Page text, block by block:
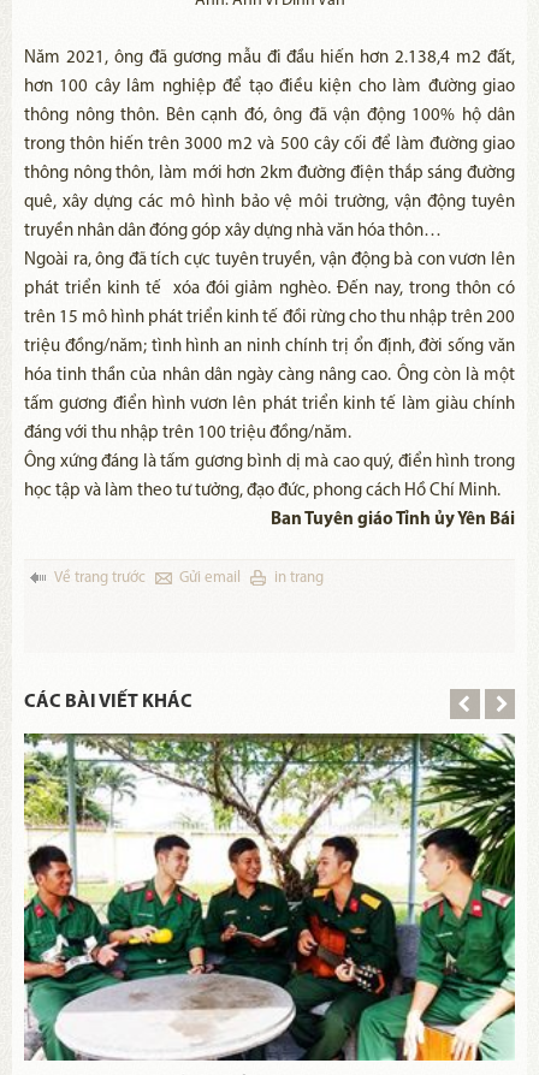
Năm 2021, ông đã gương mẫu đi đầu hiến hơn 2.138,4 m2 đất,
hơn 100 cây lâm nghiệp để tạo điều kiện cho làm đường giao
thông nông thôn. Bên cạnh đó, ông đã vận động 100% hộ dân
trong thôn hiến trên 3000 m2 và 500 cây cối để làm đường giao
thông nông thôn, làm mới hơn 2km đường điện thắp sáng đường
quê, xây dựng các mô hình bảo vệ môi trường, vận động tuyên
truyền nhân dân đóng góp xây dựng nhà văn hóa thôn…
Ngoài ra, ông đã tích cực tuyên truyền, vận động bà con vươn lên
phát triển kinh tế xóa đói giảm nghèo. Đến nay, trong thôn có
trên 15 mô hình phát triển kinh tế đồi rừng cho thu nhập trên 200
triệu đồng/năm; tình hình an ninh chính trị ổn định, đời sống văn
hóa tinh thần của nhân dân ngày càng nâng cao. Ông còn là một
tấm gương điển hình vươn lên phát triển kinh tế làm giàu chính
đáng với thu nhập trên 100 triệu đồng/năm.
Ông xứng đáng là tấm gương bình dị mà cao quý, điển hình trong
học tập và làm theo tư tưởng, đạo đức, phong cách Hồ Chí Minh.
Ban Tuyên giáo Tỉnh ủy Yên Bái
Về trang trước Gửi email in trang
CÁC BÀI VIẾT KHÁC